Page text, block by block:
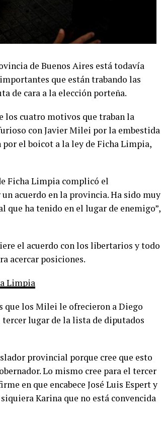
de Buenos Aires está todavía
que están trabando las
de cara a la elección porteña.
los cuatro motivos que traban la
con Javier Milei por la embestida
el boicot a la ley de Ficha Limpia,
Ficha Limpia complicó el
acuerdo en la provincia. Ha sido muy
que ha tenido en el lugar de enemigo”,
el acuerdo con los libertarios y todo
acercar posiciones.
Limpia
que los Milei le ofrecieron a Diego
lugar de la lista de diputados
provincial porque cree que esto
Lo mismo cree para el tercer
en que encabece José Luis Espert y
Karina que no está convencida